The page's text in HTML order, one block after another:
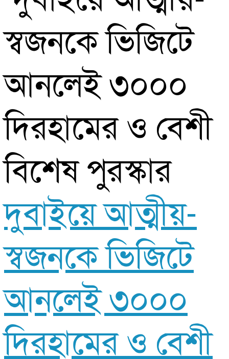
দুবাইয়ে আত্মীয়-
স্বজনকে ভিজিটে
আনলেই ৩০০০
দিরহামের ও বেশী